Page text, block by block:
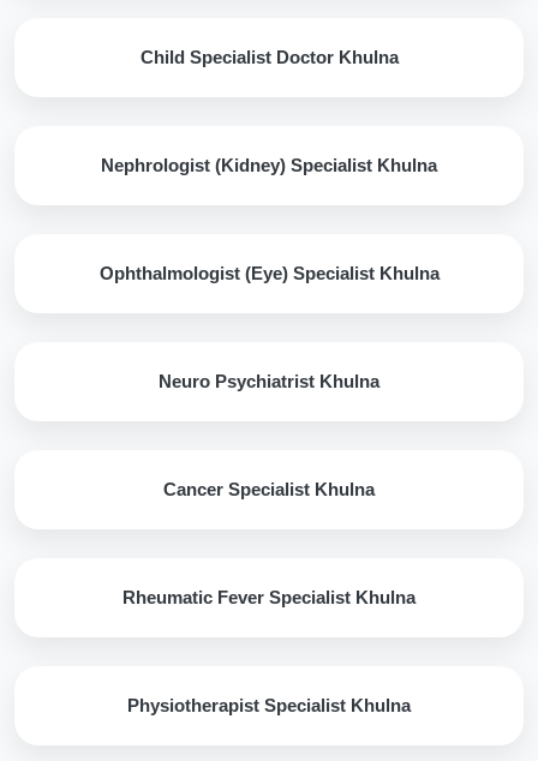
Child Specialist Doctor Khulna
Nephrologist (Kidney) Specialist Khulna
Ophthalmologist (Eye) Specialist Khulna
Neuro Psychiatrist Khulna
Cancer Specialist Khulna
Rheumatic Fever Specialist Khulna
Physiotherapist Specialist Khulna